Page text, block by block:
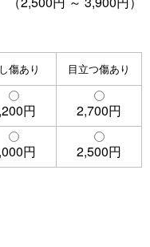
傷あり 目立つ傷あり
円 2,700円
円 2,500円